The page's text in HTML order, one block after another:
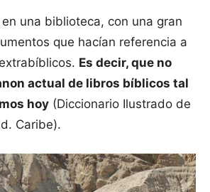
una biblioteca, con una gran
que hacían referencia a
Es decir, que no
actual de libros bíblicos tal
hoy (Diccionario Ilustrado de
Caribe).